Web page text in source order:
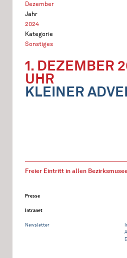
Dezember
Jahr
2024
Kategorie
Sonstiges
1. DEZEMBER
UHR
KLEINER
Freier Eintritt in allen
Presse
Intranet
Newsletter